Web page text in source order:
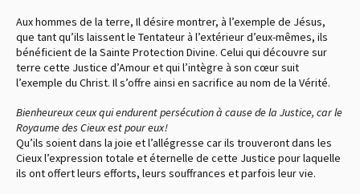
Aux hommes de la terre, Il désire montrer, à l’exemple de Jésus,
que tant qu’ils laissent le Tentateur à l’extérieur d’eux-mêmes, ils
bénéficient de la Sainte Protection Divine. Celui qui découvre sur
terre cette Justice d’Amour et qui l’intègre à son cœur suit
l’exemple du Christ. Il s’offre ainsi en sacrifice au nom de la Vérité.
Bienheureux ceux qui endurent persécution à cause de la Justice, car le
Royaume des Cieux est pour eux !
Qu’ils soient dans la joie et l’allégresse car ils trouveront dans les
Cieux l’expression totale et éternelle de cette Justice pour laquelle
ils ont offert leurs efforts, leurs souffrances et parfois leur vie.